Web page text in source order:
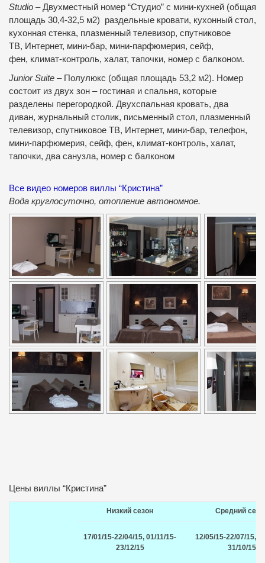
Studio – Двухместный номер “Студио” с мини-кухней (общая
площадь 30,4-32,5 м2) раздельные кровати, кухонный стол,
кухонная стенка, плазменный телевизор, спутниковое
ТВ, Интернет, мини-бар, мини-парфюмерия, сейф,
фен, климат-контроль, халат, тапочки, номер с балконом.
Junior Suite – Полулюкс (общая площадь 53,2 м2). Номер
состоит из двух зон – гостиная и спальня, которые
разделены перегородкой. Двухспальная кровать, два
диван, журнальный столик, письменный стол, плазменный
телевизор, спутниковое ТВ, Интернет, мини-бар, телефон,
мини-парфюмерия, сейф, фен, климат-контроль, халат,
тапочки, два санузла, номер с балконом
Все видео номеров виллы “Кристина”
Вода круглосуточно, отопление автономное.
Цены виллы “Кристина”
Низкий сезон Средний
17/01/15-22/04/15, 01/11/15-
23/12/15
12/05/15-22/07/15,
31/10/15